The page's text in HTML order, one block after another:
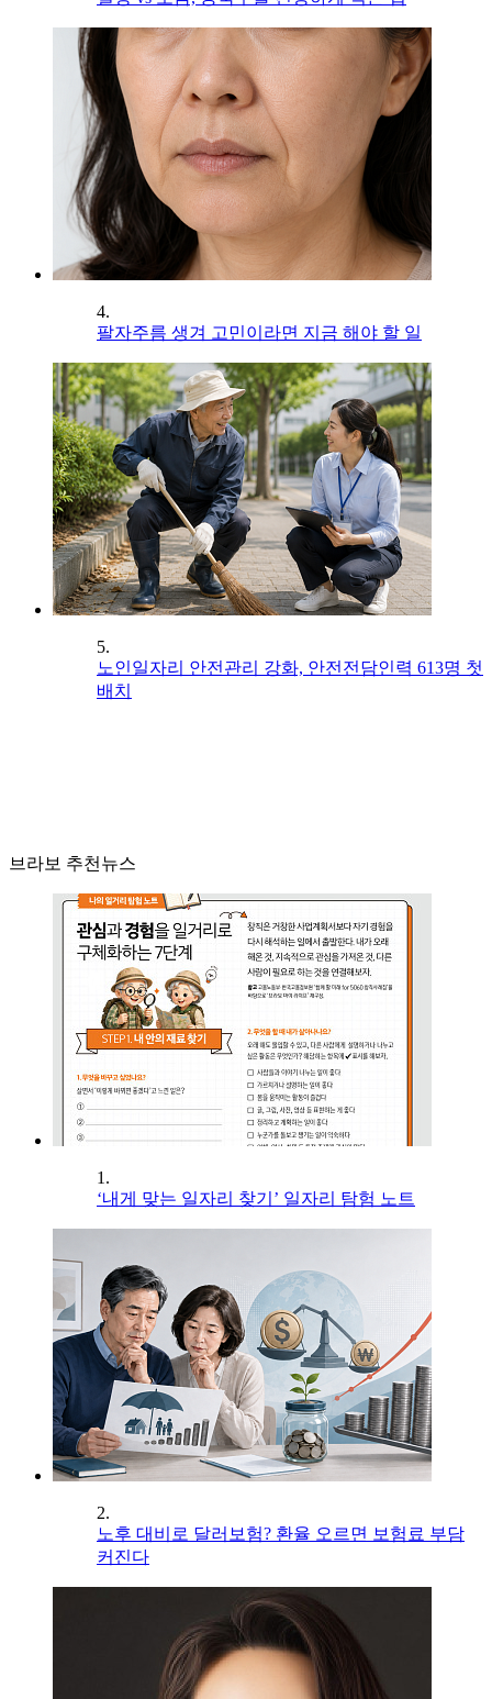
4.
팔자주름 생겨 고민이라면 지금 해야 할 일
5.
노인일자리 안전관리 강화, 안전전담인력 613명 첫
배치
브라보 추천뉴스
1.
‘내게 맞는 일자리 찾기’ 일자리 탐험 노트
2.
노후 대비로 달러보험? 환율 오르면 보험료 부담
커진다